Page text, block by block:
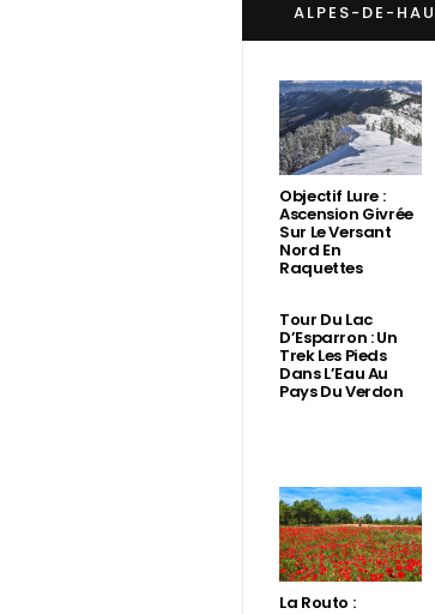
ALPES-DE-
Objectif Lure :
Ascension Givrée
Sur Le Versant
Nord En
Raquettes
Tour Du Lac
D’Esparron : Un
Trek Les Pieds
Dans L’Eau Au
Pays Du Verdon
La Routo :